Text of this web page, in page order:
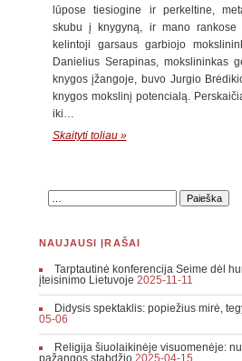
lūpose tiesiogine ir perkeltine,
skubu į knygyną, ir mano
kelintoji garsaus garbiojo
Danielius Serapinas, mokslininkas
knygos įžangoje, buvo Jurgio
knygos mokslinį potencialą.
iki…
Skaityti toliau »
NAUJAUSI ĮRAŠAI
Tarptautinė konferencija Seime dėl
įteisinimo Lietuvoje 2025-11-11
Didysis spektaklis: popiežius mirė,
05-06
Religija šiuolaikinėje visuomenėje:
pažangos stabdžio 2025-04-15